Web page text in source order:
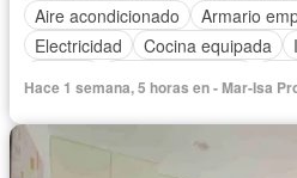
Aire acondicionado
Armario
Electricidad
Cocina equipada
Acceso para personas con
Garita de guardianía
Hace 1 semana, 5 horas en - Mar-Isa